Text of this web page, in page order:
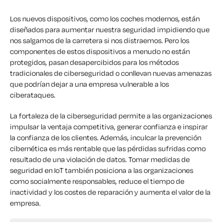
Los nuevos dispositivos, como los coches modernos, están
diseñados para aumentar nuestra seguridad impidiendo que
nos salgamos de la carretera si nos distraemos. Pero los
componentes de estos dispositivos a menudo no están
protegidos, pasan desapercibidos para los métodos
tradicionales de ciberseguridad o conllevan nuevas amenazas
que podrían dejar a una empresa vulnerable a los
ciberataques.
La fortaleza de la ciberseguridad permite a las organizaciones
impulsar la ventaja competitiva, generar confianza e inspirar
la confianza de los clientes. Además, inculcar la prevención
cibernética es más rentable que las pérdidas sufridas como
resultado de una violación de datos. Tomar medidas de
seguridad en IoT también posiciona a las organizaciones
como socialmente responsables, reduce el tiempo de
inactividad y los costes de reparación y aumenta el valor de la
empresa.